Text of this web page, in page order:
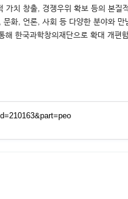
치 창출, 경쟁우위 확보 등의 본
화, 언론, 사회 등 다양한 분야와
한국과학창의재단으로 확대 개